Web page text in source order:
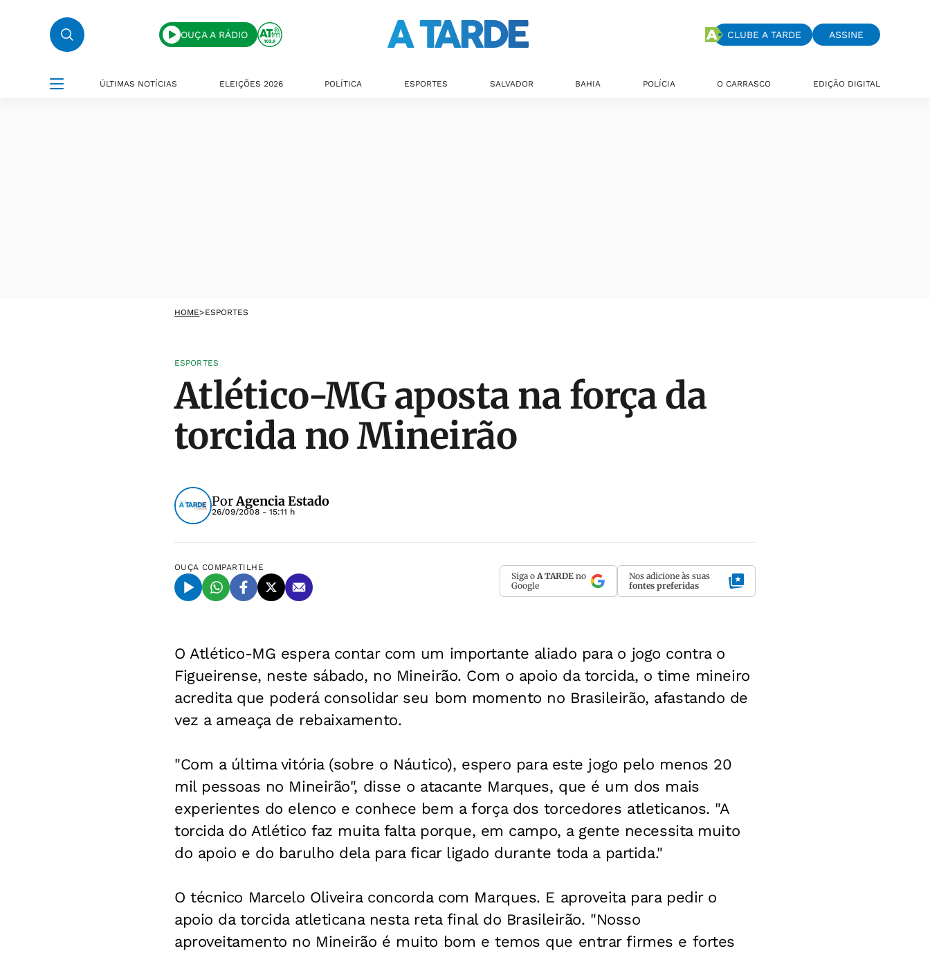
OUÇA A RÁDIO CLUBE A TARDE ASSINE
ÚLTIMAS NOTÍCIAS ELEIÇÕES 2026 POLÍTICA ESPORTES SALVADOR BAHIA POLÍCIA O CARRASCO EDIÇÃO DIGITAL
HOME>ESPORTES
ESPORTES
Atlético-MG aposta na força da
torcida no Mineirão
PorAgencia Estado
26/09/2008 - 15:11 h
OUÇA COMPARTILHE
Siga o A TARDE no
Google
Nos adicione às suas
fontes preferidas
O Atlético-MG espera contar com um importante aliado para o jogo contra o
Figueirense, neste sábado, no Mineirão. Com o apoio da torcida, o time mineiro
acredita que poderá consolidar seu bom momento no Brasileirão, afastando de
vez a ameaça de rebaixamento.
"Com a última vitória (sobre o Náutico), espero para este jogo pelo menos 20
mil pessoas no Mineirão", disse o atacante Marques, que é um dos mais
experientes do elenco e conhece bem a força dos torcedores atleticanos. "A
torcida do Atlético faz muita falta porque, em campo, a gente necessita muito
do apoio e do barulho dela para ficar ligado durante toda a partida."
O técnico Marcelo Oliveira concorda com Marques. E aproveita para pedir o
apoio da torcida atleticana nesta reta final do Brasileirão. "Nosso
aproveitamento no Mineirão é muito bom e temos que entrar firmes e fortes